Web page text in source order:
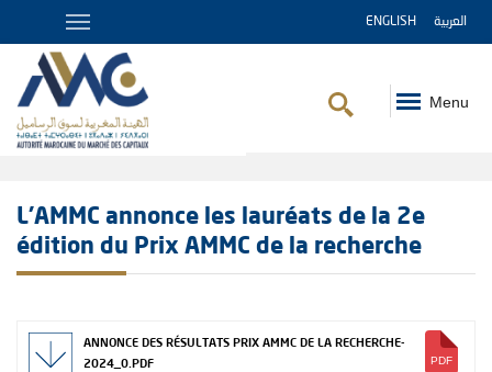
ENGLISH العربية
Menu
L’AMMC annonce les lauréats de la 2e
édition du Prix AMMC de la recherche
ANNONCE DES RÉSULTATS PRIX AMMC DE LA RECHERCHE-
2024_0.PDF